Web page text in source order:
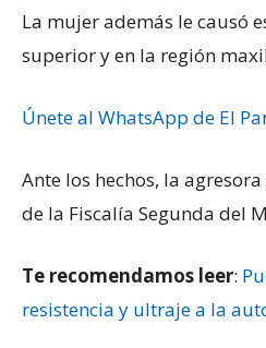
La mujer además le causó
superior y en la región
Únete al WhatsApp de El
Ante los hechos, la
de la Fiscalía Segunda del
Te recomendamos leer:
resistencia y ultraje a la